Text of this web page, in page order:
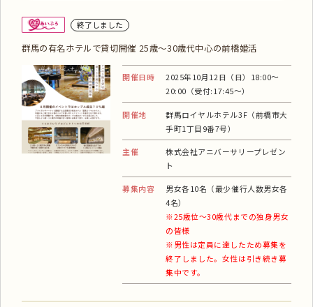
終了しました
群馬の有名ホテルで貸切開催 25歳～30歳代中心の前橋婚活
開催日時
2025年10月12日（日）18:00～
20:00（受付:17:45～）
開催地
群馬ロイヤルホテル3F（前橋市大
手町1丁目9番7号）
主催
株式会社アニバーサリープレゼン
ト
募集内容
男女各10名（最少催行人数男女各
4名）
※25歳位～30歳代までの独身男女
の皆様
※男性は定員に達したため募集を
終了しました。女性は引き続き募
集中です。